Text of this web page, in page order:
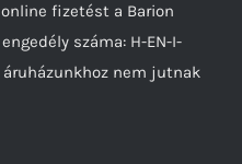
fizetést a Barion
száma: H-EN-I-
áruházunkhoz nem jutnak